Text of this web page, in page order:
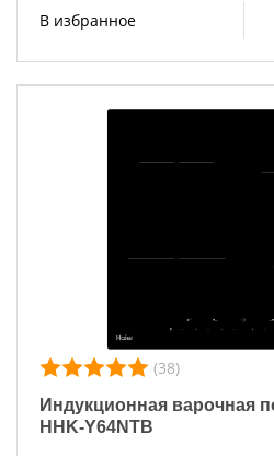
В избранное
(38)
Индукционная варочная
HHK-Y64NTB